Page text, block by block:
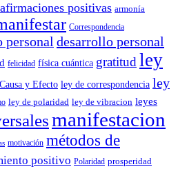
afirmaciones positivas armonía
Correspondencia
personal desarrollo personal
felicidad física cuántica gratitud ley
y Efecto ley de correspondencia ley
ley de polaridad ley de vibracion leyes
manifestacion
motivación métodos de
positivo Polaridad prosperidad